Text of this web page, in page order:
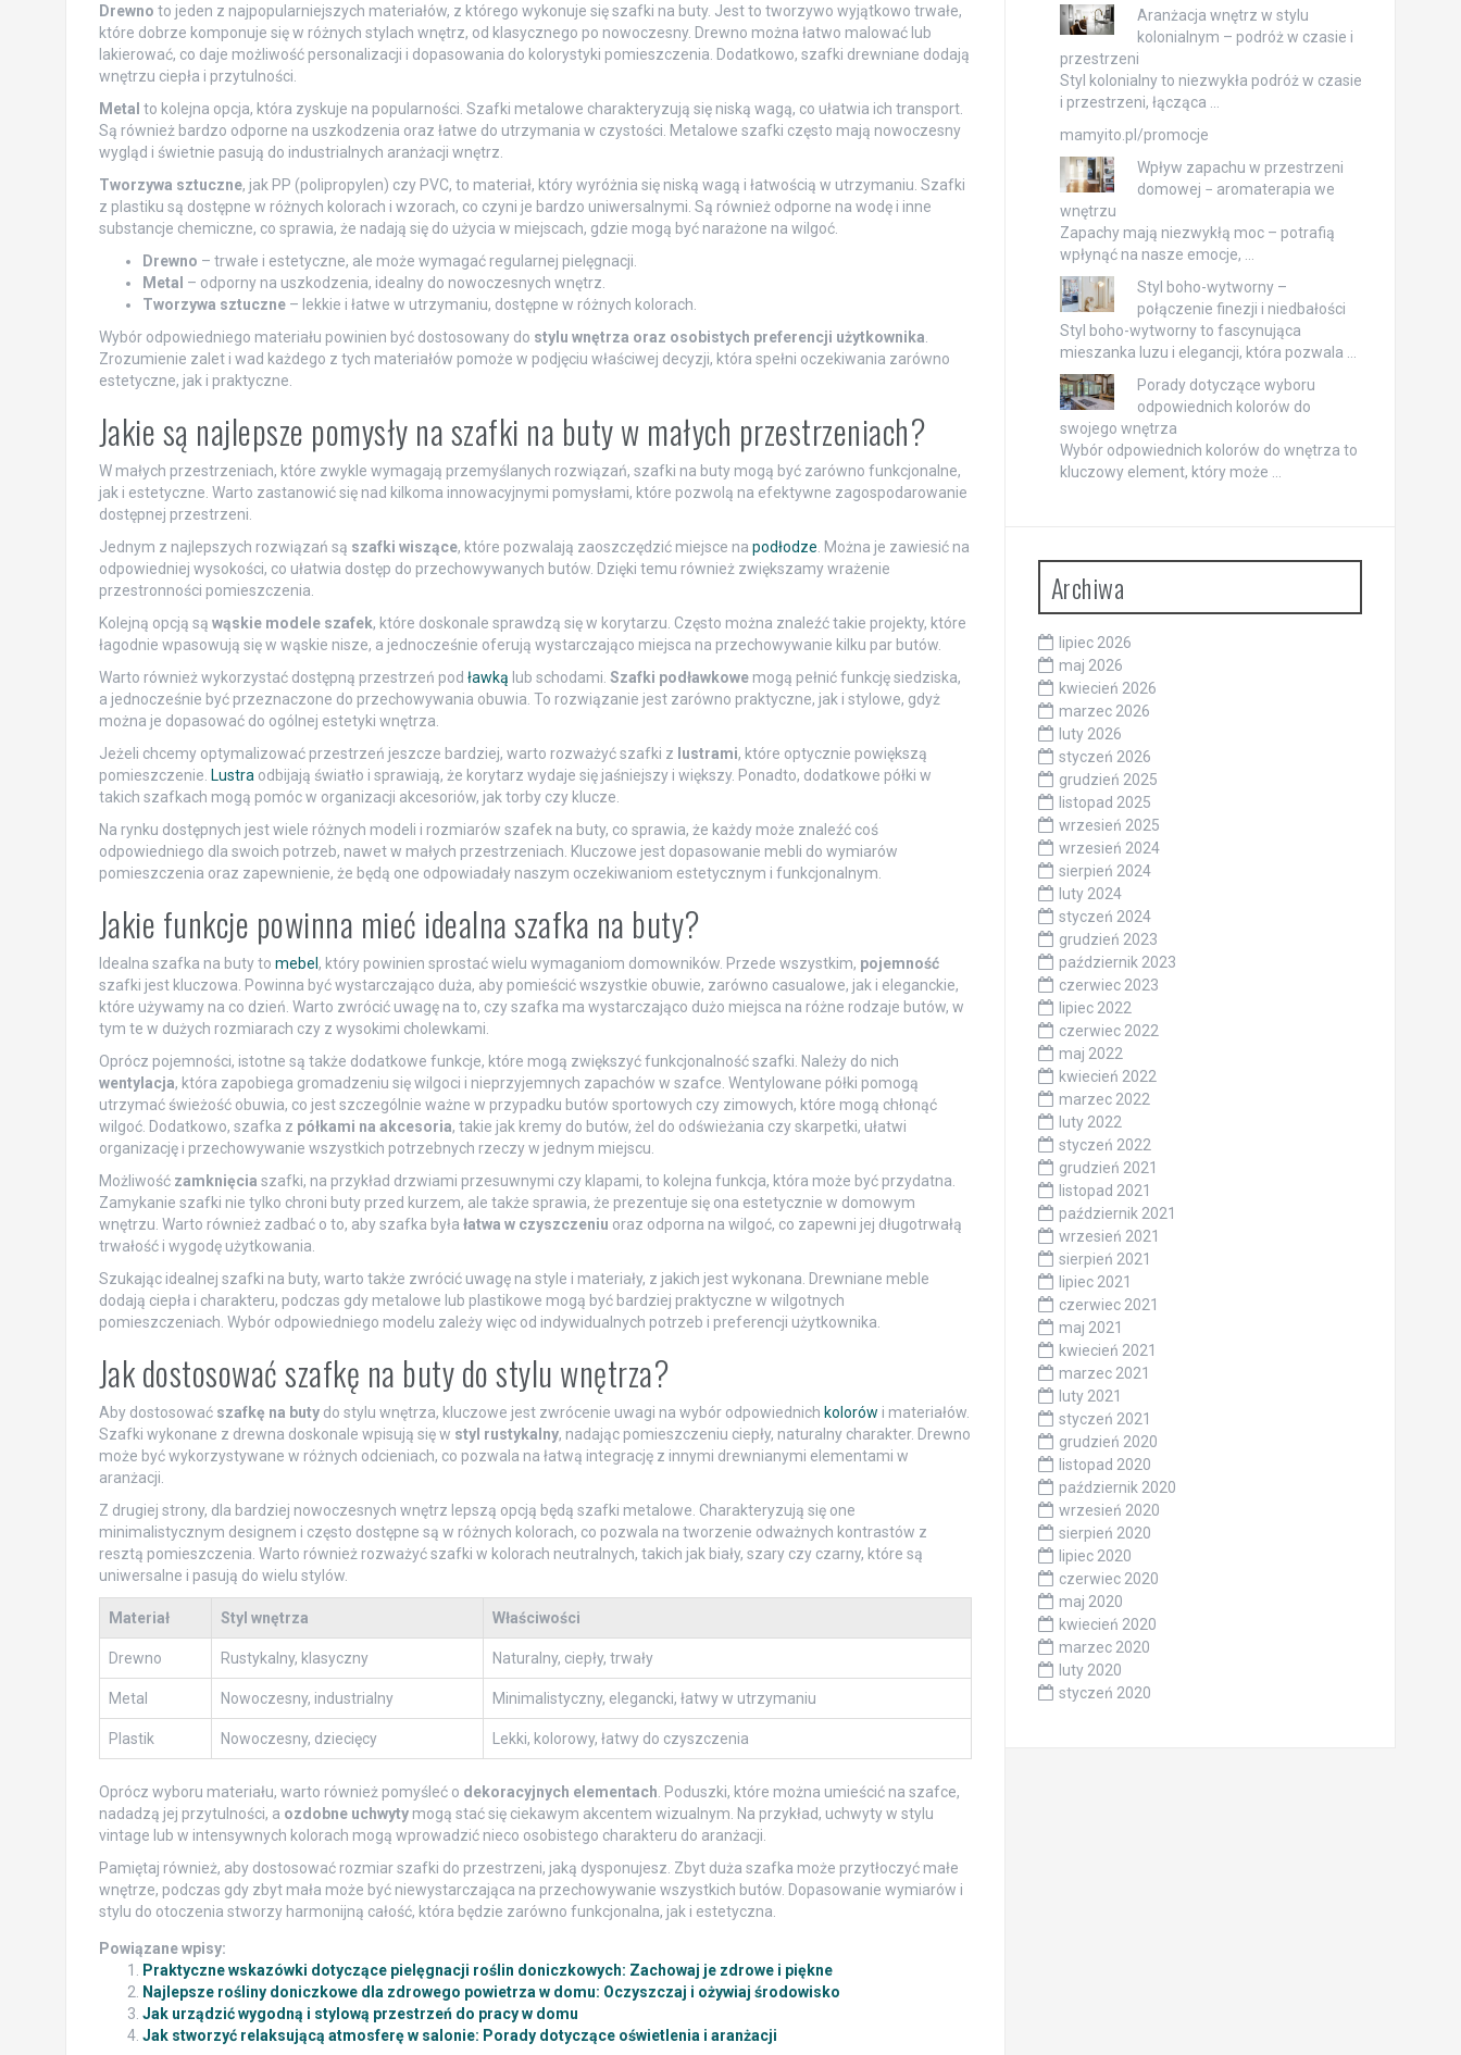
Drewno to jeden z najpopularniejszych materiałów, z którego wykonuje się szafki na buty. Jest to tworzywo wyjątkowo trwałe,
które dobrze komponuje się w różnych stylach wnętrz, od klasycznego po nowoczesny. Drewno można łatwo malować lub
lakierować, co daje możliwość personalizacji i dopasowania do kolorystyki pomieszczenia. Dodatkowo, szafki drewniane dodają
wnętrzu ciepła i przytulności.
Metal to kolejna opcja, która zyskuje na popularności. Szafki metalowe charakteryzują się niską wagą, co ułatwia ich transport.
Są również bardzo odporne na uszkodzenia oraz łatwe do utrzymania w czystości. Metalowe szafki często mają nowoczesny
wygląd i świetnie pasują do industrialnych aranżacji wnętrz.
Tworzywa sztuczne, jak PP (polipropylen) czy PVC, to materiał, który wyróżnia się niską wagą i łatwością w utrzymaniu. Szafki
z plastiku są dostępne w różnych kolorach i wzorach, co czyni je bardzo uniwersalnymi. Są również odporne na wodę i inne
substancje chemiczne, co sprawia, że nadają się do użycia w miejscach, gdzie mogą być narażone na wilgoć.
Drewno – trwałe i estetyczne, ale może wymagać regularnej pielęgnacji.
Metal – odporny na uszkodzenia, idealny do nowoczesnych wnętrz.
Tworzywa sztuczne– lekkie i łatwe w utrzymaniu, dostępne w różnych kolorach.
Wybór odpowiedniego materiału powinien być dostosowany do stylu wnętrza oraz osobistych preferencji użytkownika
Zrozumienie zalet i wad każdego z tych materiałów pomoże w podjęciu właściwej decyzji, która spełni oczekiwania zarówno
estetyczne, jak i praktyczne.
Jakie są najlepsze pomysły na szafki na buty w małych przestrzeniach?
W małych przestrzeniach, które zwykle wymagają przemyślanych rozwiązań, szafki na buty mogą być zarówno funkcjonalne,
jak i estetyczne. Warto zastanowić się nad kilkoma innowacyjnymi pomysłami, które pozwolą na efektywne zagospodarowanie
dostępnej przestrzeni.
Jednym z najlepszych rozwiązań są szafki wiszące, które pozwalają zaoszczędzić miejsce na podłodze . Można je zawiesić na
odpowiedniej wysokości, co ułatwia dostęp do przechowywanych butów. Dzięki temu również zwiększamy wrażenie
przestronności pomieszczenia.
Kolejną opcją są wąskie modele szafek, które doskonale sprawdzą się w korytarzu. Często można znaleźć takie projekty, które
łagodnie wpasowują się w wąskie nisze, a jednocześnie oferują wystarczająco miejsca na przechowywanie kilku par butów.
Warto również wykorzystać dostępną przestrzeń pod ławką lub schodami. Szafki podławkowemogą pełnić funkcję siedziska,
a jednocześnie być przeznaczone do przechowywania obuwia. To rozwiązanie jest zarówno praktyczne, jak i stylowe, gdyż
można je dopasować do ogólnej estetyki wnętrza.
Jeżeli chcemy optymalizować przestrzeń jeszcze bardziej, warto rozważyć szafki z lustrami, które optycznie powiększą
pomieszczenie. Lustra odbijają światło i sprawiają, że korytarz wydaje się jaśniejszy i większy. Ponadto, dodatkowe półki w
takich szafkach mogą pomóc w organizacji akcesoriów, jak torby czy klucze.
Na rynku dostępnych jest wiele różnych modeli i rozmiarów szafek na buty, co sprawia, że każdy może znaleźć coś
odpowiedniego dla swoich potrzeb, nawet w małych przestrzeniach. Kluczowe jest dopasowanie mebli do wymiarów
pomieszczenia oraz zapewnienie, że będą one odpowiadały naszym oczekiwaniom estetycznym i funkcjonalnym.
Jakie funkcje powinna mieć idealna szafka na buty?
Idealna szafka na buty to mebel , który powinien sprostać wielu wymaganiom domowników. Przede wszystkim, pojemność
szafki jest kluczowa. Powinna być wystarczająco duża, aby pomieścić wszystkie obuwie, zarówno casualowe, jak i eleganckie,
które używamy na co dzień. Warto zwrócić uwagę na to, czy szafka ma wystarczająco dużo miejsca na różne rodzaje butów, w
tym te w dużych rozmiarach czy z wysokimi cholewkami.
Oprócz pojemności, istotne są także dodatkowe funkcje, które mogą zwiększyć funkcjonalność szafki. Należy do nich
wentylacja, która zapobiega gromadzeniu się wilgoci i nieprzyjemnych zapachów w szafce. Wentylowane półki pomogą
utrzymać świeżość obuwia, co jest szczególnie ważne w przypadku butów sportowych czy zimowych, które mogą chłonąć
wilgoć. Dodatkowo, szafka z półkami na akcesoria, takie jak kremy do butów, żel do odświeżania czy skarpetki, ułatwi
organizację i przechowywanie wszystkich potrzebnych rzeczy w jednym miejscu.
Możliwość zamknięcia szafki, na przykład drzwiami przesuwnymi czy klapami, to kolejna funkcja, która może być przydatna.
Zamykanie szafki nie tylko chroni buty przed kurzem, ale także sprawia, że prezentuje się ona estetycznie w domowym
wnętrzu. Warto również zadbać o to, aby szafka była łatwa w czyszczeniu oraz odporna na wilgoć, co zapewni jej długotrwałą
trwałość i wygodę użytkowania.
Szukając idealnej szafki na buty, warto także zwrócić uwagę na style i materiały, z jakich jest wykonana. Drewniane meble
dodają ciepła i charakteru, podczas gdy metalowe lub plastikowe mogą być bardziej praktyczne w wilgotnych
pomieszczeniach. Wybór odpowiedniego modelu zależy więc od indywidualnych potrzeb i preferencji użytkownika.
Jak dostosować szafkę na buty do stylu wnętrza?
Aby dostosować szafkę na butydo stylu wnętrza, kluczowe jest zwrócenie uwagi na wybór odpowiednich kolorów i materiałów.
Szafki wykonane z drewna doskonale wpisują się w styl rustykalny, nadając pomieszczeniu ciepły, naturalny charakter. Drewno
może być wykorzystywane w różnych odcieniach, co pozwala na łatwą integrację z innymi drewnianymi elementami w
aranżacji.
Z drugiej strony, dla bardziej nowoczesnych wnętrz lepszą opcją będą szafki metalowe. Charakteryzują się one
minimalistycznym designem i często dostępne są w różnych kolorach, co pozwala na tworzenie odważnych kontrastów z
resztą pomieszczenia. Warto również rozważyć szafki w kolorach neutralnych, takich jak biały, szary czy czarny, które są
uniwersalne i pasują do wielu stylów.
Materiał Styl wnętrza Właściwości
Drewno Rustykalny, klasyczny Naturalny, ciepły, trwały
Metal Nowoczesny, industrialny Minimalistyczny, elegancki, łatwy w utrzymaniu
Plastik Nowoczesny, dziecięcy Lekki, kolorowy, łatwy do czyszczenia
Oprócz wyboru materiału, warto również pomyśleć o dekoracyjnych elementach . Poduszki, które można umieścić na szafce,
nadadzą jej przytulności, a ozdobne uchwytymogą stać się ciekawym akcentem wizualnym. Na przykład, uchwyty w stylu
vintage lub w intensywnych kolorach mogą wprowadzić nieco osobistego charakteru do aranżacji.
Pamiętaj również, aby dostosować rozmiar szafki do przestrzeni, jaką dysponujesz. Zbyt duża szafka może przytłoczyć małe
wnętrze, podczas gdy zbyt mała może być niewystarczająca na przechowywanie wszystkich butów. Dopasowanie wymiarów i
stylu do otoczenia stworzy harmonijną całość, która będzie zarówno funkcjonalna, jak i estetyczna.
Powiązane wpisy:
Praktyczne wskazówki dotyczące pielęgnacji roślin doniczkowych: Zachowaj je zdrowe i piękne
Najlepsze rośliny doniczkowe dla zdrowego powietrza w domu: Oczyszczaj i ożywiaj środowisko
Jak urządzić wygodną i stylową przestrzeń do pracy w domu
Jak stworzyć relaksującą atmosferę w salonie: Porady dotyczące oświetlenia i aranżacji
Aranżacja wnętrz w stylu
kolonialnym – podróż w czasie i
przestrzeni
Styl kolonialny to niezwykła podróż w czasie
i przestrzeni, łącząca …
mamyito.pl/promocje
Wpływ zapachu w przestrzeni
domowej − aromaterapia we
wnętrzu
Zapachy mają niezwykłą moc – potrafią
wpłynąć na nasze emocje, …
Styl boho-wytworny –
połączenie finezji i niedbałości
Styl boho-wytworny to fascynująca
mieszanka luzu i elegancji, która pozwala …
Porady dotyczące wyboru
odpowiednich kolorów do
swojego wnętrza
Wybór odpowiednich kolorów do wnętrza to
kluczowy element, który może …
Archiwa
lipiec 2026
maj 2026
kwiecień 2026
marzec 2026
luty 2026
styczeń 2026
grudzień 2025
listopad 2025
wrzesień 2025
wrzesień 2024
sierpień 2024
luty 2024
styczeń 2024
grudzień 2023
październik 2023
czerwiec 2023
lipiec 2022
czerwiec 2022
maj 2022
kwiecień 2022
marzec 2022
luty 2022
styczeń 2022
grudzień 2021
listopad 2021
październik 2021
wrzesień 2021
sierpień 2021
lipiec 2021
czerwiec 2021
maj 2021
kwiecień 2021
marzec 2021
luty 2021
styczeń 2021
grudzień 2020
listopad 2020
październik 2020
wrzesień 2020
sierpień 2020
lipiec 2020
czerwiec 2020
maj 2020
kwiecień 2020
marzec 2020
luty 2020
styczeń 2020